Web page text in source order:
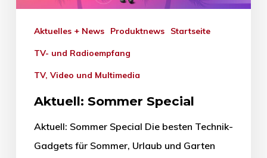
Aktuelles + News Produktnews Startseite
TV- und Radioempfang
TV, Video und Multimedia
Aktuell: Sommer Special
Aktuell: Sommer Special Die besten Technik-
Gadgets für Sommer, Urlaub und Garten